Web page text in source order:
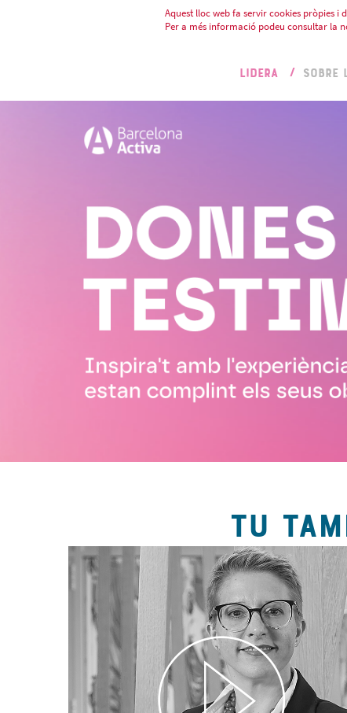
Aquest lloc web fa servir cookies pròpies i
Per a més informació podeu consultar la
LIDERA SOBRE
TU